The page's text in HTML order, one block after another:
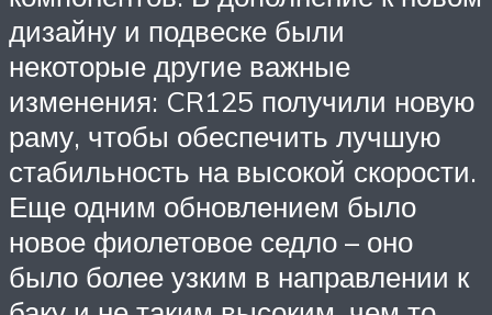
дизайну и подвеске были
некоторые другие важные
изменения: CR125 получили новую
раму, чтобы обеспечить лучшую
стабильность на высокой скорости.
Еще одним обновлением было
новое фиолетовое седло – оно
было более узким в направлении к